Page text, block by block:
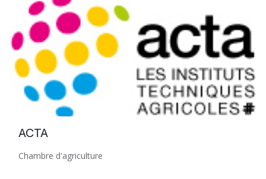
ACTA
Chambre d'agriculture